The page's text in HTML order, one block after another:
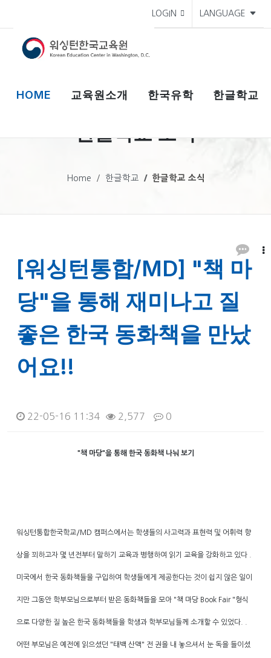
LOGIN LANGUAGE
HOME 교육원소개 한국유학 한글학교
한글학교 소식
Home 한글학교 한글학교 소식
[워싱턴통합/MD] "책 마
당"을 통해 재미나고 질
좋은 한국 동화책을 만났
어요!!
22-05-16 11:34 2,577 0
"책 마당"을 통해 한국 동화책 나눠 보기
워싱턴통합한국학교/MD 캠퍼스에서는 학생들의 사고력과 표현력 및 어휘력 향
상을 꾀하고자 몇 년전부터 말하기 교육과 병행하여 읽기 교육을 강화하고 있다 .
미국에서 한국 동화책들을 구입하여 학생들에게 제공한다는 것이 쉽지 않은 일이
지만 그동안 학부모님으로부터 받은 동화책들을 모아 "책 마당 Book Fair "형식
으로 다양한 질 높은 한국 동화책들을 학생과 학부모님들께 소개할 수 있었다. .
어떤 부모님은 예전에 읽으셨던 "태백 산맥" 전 권을 내 놓으셔서 눈 독을 들이셨